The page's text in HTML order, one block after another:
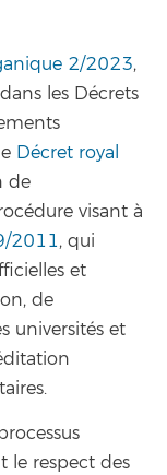
2/2023,
les Décrets
Décret royal
de
visant à
2011, qui
et
de
universités et
le respect des